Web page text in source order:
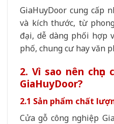
GiaHuyDoor cung cấp
và kích thước, từ
đại, dễ dàng phối hợp
phố, chung cư hay văn
2. Vì sao nên
GiaHuyDoor?
2.1 Sản phẩm chất
Cửa gỗ công nghiệp